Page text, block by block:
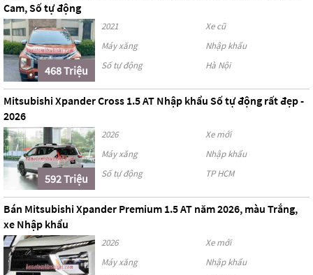
Cam, Số tự động
468 Triệu
2021
Xe cũ
Máy xăng
Nhập khẩu
Số tự động
Hà Nội
Mitsubishi Xpander Cross 1.5 AT Nhập khẩu Số tự động rất đẹp -
2026
592 Triệu
2026
Xe mới
Máy xăng
Nhập khẩu
Số tự động
TP HCM
Bán Mitsubishi Xpander Premium 1.5 AT năm 2026, màu Trắng,
xe Nhập khẩu
2026
Xe mới
Máy xăng
Nhập khẩu